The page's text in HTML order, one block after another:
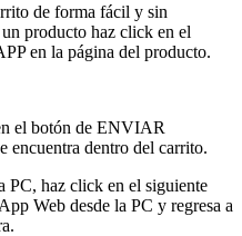
de forma fácil y sin
producto haz click en el
en la página del producto.
el botón de ENVIAR
dentro del carrito.
PC, haz click en el siguiente
Web desde la PC y regresa a